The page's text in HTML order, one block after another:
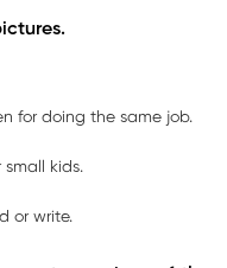
for doing the same job.
kids.
or write.